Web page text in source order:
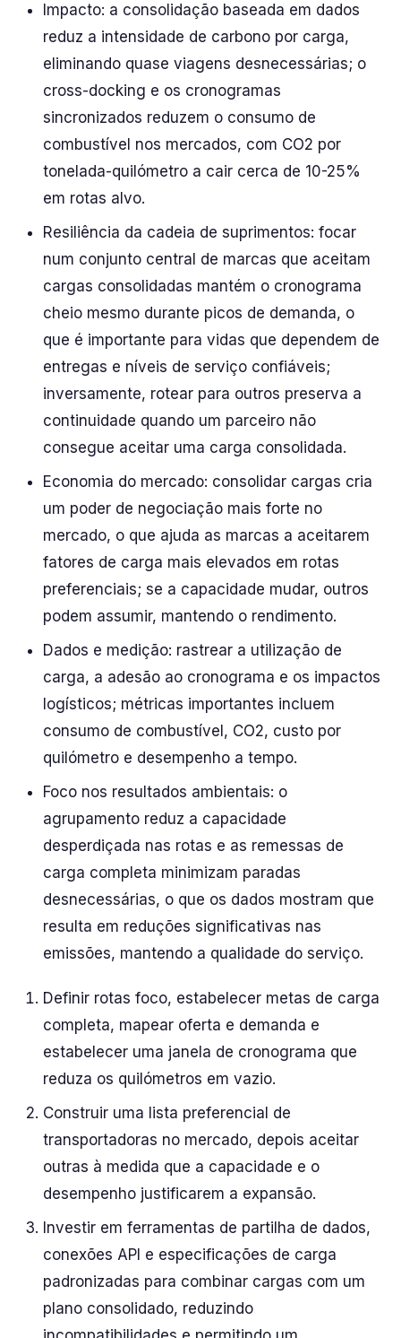
Impacto: a consolidação baseada em dados
reduz a intensidade de carbono por carga,
eliminando quase viagens desnecessárias; o
cross-docking e os cronogramas
sincronizados reduzem o consumo de
combustível nos mercados, com CO2 por
tonelada-quilómetro a cair cerca de 10-25%
em rotas alvo.
Resiliência da cadeia de suprimentos: focar
num conjunto central de marcas que aceitam
cargas consolidadas mantém o cronograma
cheio mesmo durante picos de demanda, o
que é importante para vidas que dependem de
entregas e níveis de serviço confiáveis;
inversamente, rotear para outros preserva a
continuidade quando um parceiro não
consegue aceitar uma carga consolidada.
Economia do mercado: consolidar cargas cria
um poder de negociação mais forte no
mercado, o que ajuda as marcas a aceitarem
fatores de carga mais elevados em rotas
preferenciais; se a capacidade mudar, outros
podem assumir, mantendo o rendimento.
Dados e medição: rastrear a utilização de
carga, a adesão ao cronograma e os impactos
logísticos; métricas importantes incluem
consumo de combustível, CO2, custo por
quilómetro e desempenho a tempo.
Foco nos resultados ambientais: o
agrupamento reduz a capacidade
desperdiçada nas rotas e as remessas de
carga completa minimizam paradas
desnecessárias, o que os dados mostram que
resulta em reduções significativas nas
emissões, mantendo a qualidade do serviço.
Definir rotas foco, estabelecer metas de carga
completa, mapear oferta e demanda e
estabelecer uma janela de cronograma que
reduza os quilómetros em vazio.
Construir uma lista preferencial de
transportadoras no mercado, depois aceitar
outras à medida que a capacidade e o
desempenho justificarem a expansão.
Investir em ferramentas de partilha de dados,
conexões API e especificações de carga
padronizadas para combinar cargas com um
plano consolidado, reduzindo